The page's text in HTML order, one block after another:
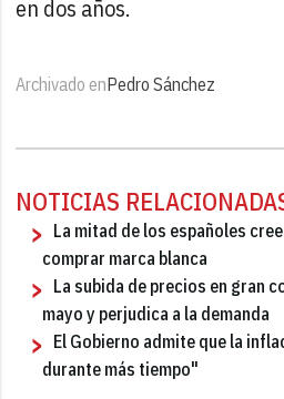
en dos años.
Archivado enPedro Sánchez
NOTICIAS
La mitad de los españoles
comprar marca blanca
La subida de precios en gran
mayo y perjudica a la demanda
El Gobierno admite que la
durante más tiempo"